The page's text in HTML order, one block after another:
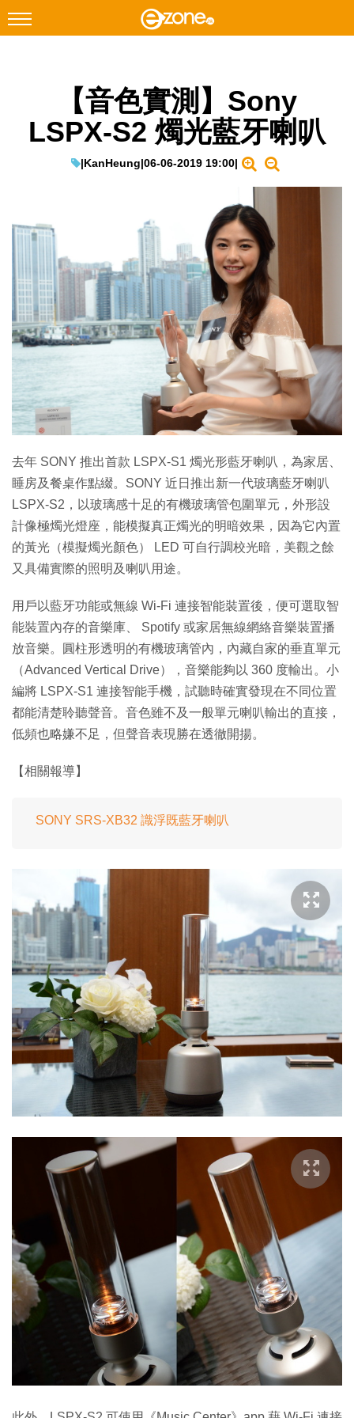
Instagram
科技焦點
教學評測
IT Times
生成式AI與雲端應用
Enterprise Digital Transformation
特集
【音色實測】Sony
LSPX-S2 燭光藍牙喇叭
|KanHeung|06-06-2019 19:00|
去年 SONY 推出首款 LSPX-S1 燭光形藍牙喇叭，為家居、
睡房及餐桌作點綴。SONY 近日推出新一代玻璃藍牙喇叭
LSPX-S2，以玻璃感十足的有機玻璃管包圍單元，外形設
計像極燭光燈座，能模擬真正燭光的明暗效果，因為它內置
的黃光（模擬燭光顏色） LED 可自行調校光暗，美觀之餘
又具備實際的照明及喇叭用途。
用戶以藍牙功能或無線 Wi-Fi 連接智能裝置後，便可選取智
能裝置內存的音樂庫、 Spotify 或家居無線網絡音樂裝置播
放音樂。圓柱形透明的有機玻璃管內，內藏自家的垂直單元
（Advanced Vertical Drive），音樂能夠以 360 度輸出。小
編將 LSPX-S1 連接智能手機，試聽時確實發現在不同位置
都能清楚聆聽聲音。音色雖不及一般單元喇叭輸出的直接，
低頻也略嫌不足，但聲音表現勝在透徹開揚。
【相關報導】
SONY SRS-XB32 識浮既藍牙喇叭